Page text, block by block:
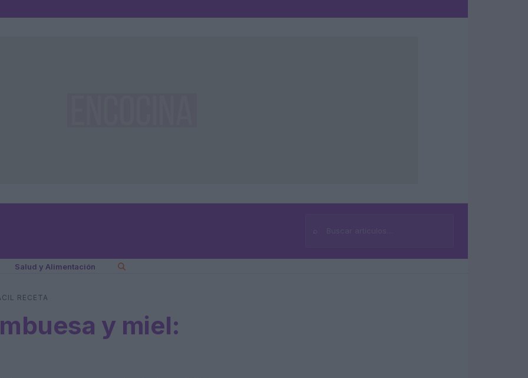
⌕Buscar
Salud y Alimentación
RECETA
y miel: